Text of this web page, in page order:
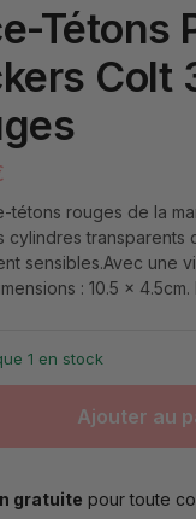
Tétons
Colt
tétons rouges de la
cylindres transparents
sensibles.Avec une
: 10.5 x
1 en stock
Ajouter au
gratuite pour toute